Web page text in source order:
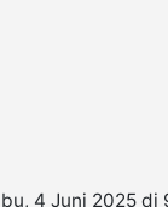
4 Juni 2025